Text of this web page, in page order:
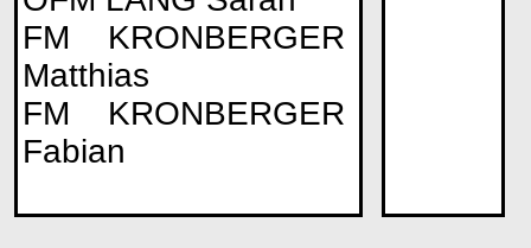
FM KRONBERGER
Matthias
FM KRONBERGER
Fabian